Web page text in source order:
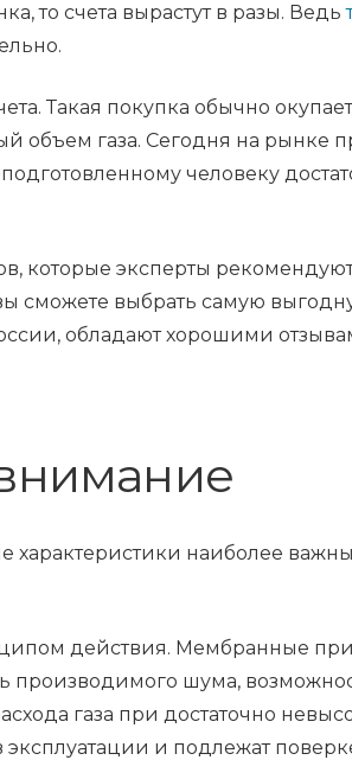
то счета вырастут в разы. Ведь
Такая покупка обычно
объем газа. Сегодня на рынке
человеку
которые эксперты
сможете выбрать самую
обладают хорошими
характеристики наиболее
действия. Мембранные
производимого шума,
газа при достаточно
и подлежат